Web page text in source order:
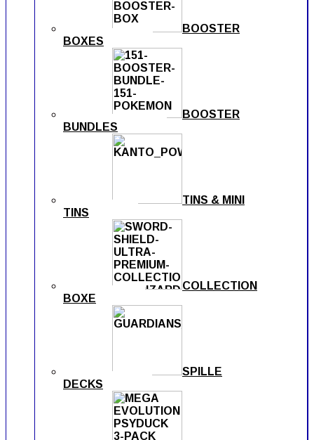
BOOSTER
BOXES
BOOSTER
BUNDLES
TINS & MINI
TINS
COLLECTION
BOXE
SPILLE
DECKS